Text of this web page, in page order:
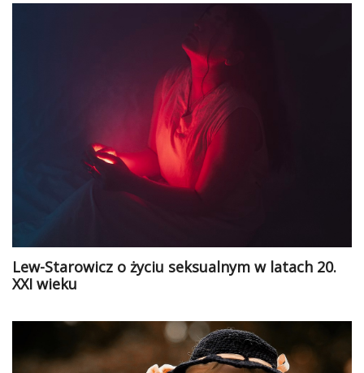
Lew-Starowicz o życiu seksualnym w latach 20.
XXI wieku